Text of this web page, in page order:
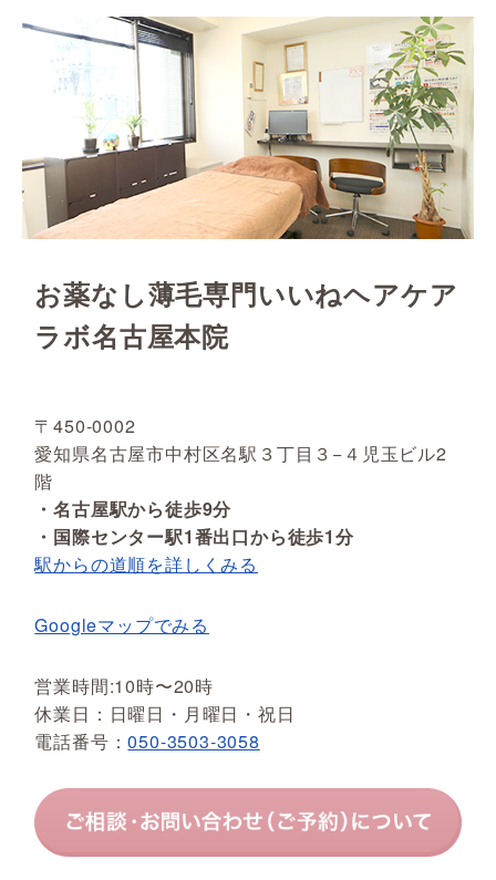
お薬なし薄毛専門いいねヘアケア
ラボ名古屋本院
〒450-0002
愛知県名古屋市中村区名駅３丁目３−４児玉ビル2
階
・名古屋駅から徒歩9分
・国際センター駅1番出口から徒歩1分
駅からの道順を詳しくみる
Googleマップでみる
営業時間:10時〜20時
休業日：日曜日・月曜日・祝日
電話番号：050-3503-3058